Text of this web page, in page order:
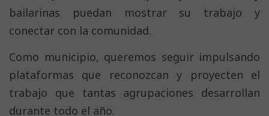
bailarinas puedan mostrar su trabajo y
conectar con la comunidad.
Como municipio, queremos seguir impulsando
plataformas que reconozcan y proyecten el
trabajo que tantas agrupaciones desarrollan
durante todo el año.